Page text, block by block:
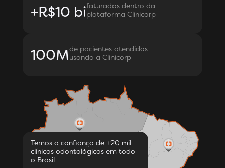
+R$10 bi​faturados dentro da
plataforma Clinicorp
100Mde pacientes atendidos
usando a Clinicorp
Temos a confiança de +20 mil
clínicas odontológicas em todo
o Brasil